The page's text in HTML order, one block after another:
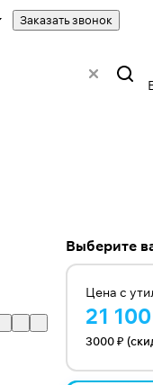
Заказать звонок
Выберите
Цена с
21
3000 ₽